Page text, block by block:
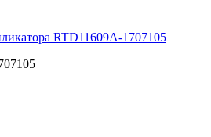
RTD11609A-1707105